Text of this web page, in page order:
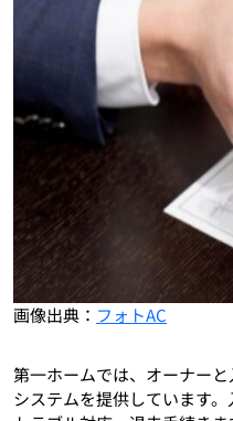
画像出典： フォトAC
第一ホームでは、オーナー
システムを提供しています。